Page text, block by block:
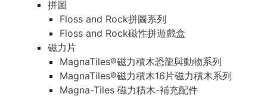
拼圖
Floss and Rock拼圖系列
Floss and Rock磁性拼遊戲盒
磁力片
MagnaTiles®磁力積木恐龍與動物系列
MagnaTiles®磁力積木16片磁力積木系列
Magna-Tiles 磁力積木-補充配件